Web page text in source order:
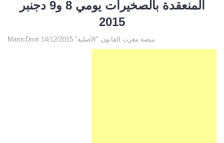
المنعقدة بالصخيرات يومي 8 و9 دجنبر
2015
MarocDroit منصة مغرب القانون "الأصلية" 14/12/2015